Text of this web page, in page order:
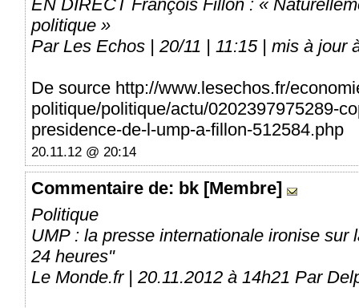
EN DIRECT François Fillon : «
politique »
Par Les Echos | 20/11 | 11:15 | mis à jour
De source http://www.lesechos.fr/
politique/politique/actu/0202397975289-
presidence-de-l-ump-a-fillon-512584.php
20.11.12 @ 20:14
Commentaire de: bk [Membre]
Politique
UMP : la presse internationale ironise sur
24 heures"
Le Monde.fr | 20.11.2012 à 14h21 Par